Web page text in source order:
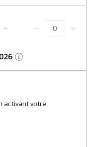
activant votre